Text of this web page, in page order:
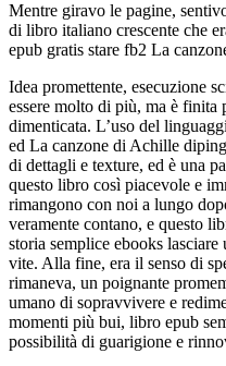
Mentre giravo le pagine,
di libro italiano crescente che
epub gratis stare fb2 La
Idea promettente, esecuzione
essere molto di più, ma è finita
dimenticata. L’uso del
ed La canzone di Achille
di dettagli e texture, ed è una
questo libro così piacevole e
rimangono con noi a lungo
veramente contano, e questo
storia semplice ebooks
vite. Alla fine, era il senso di
rimaneva, un poignante
umano di sopravvivere e
momenti più bui, libro epub
possibilità di guarigione e